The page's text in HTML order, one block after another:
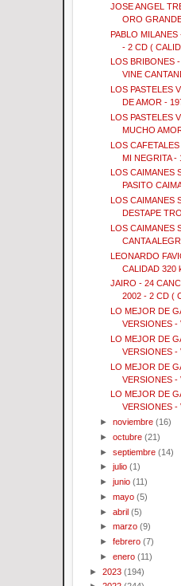
JOSE ANGEL
ORO
PABLO
- 2 CD (
LOS BRIBONES
VINE
LOS PASTELES
DE AMOR -
LOS PASTELES
MUCHO
LOS
MI NEGRITA -
LOS CAIMANES
PASITO
LOS CAIMANES
DESTAPE
LOS CAIMANES
CANTA
LEONARDO
CALIDAD 320
JAIRO - 24
2002 - 2 CD (
LO MEJOR DE
VERSIONES -
LO MEJOR DE
VERSIONES -
LO MEJOR DE
VERSIONES -
LO MEJOR DE
VERSIONES -
►noviembre (16)
►octubre (21)
►septiembre (14)
►julio (1)
►junio (11)
►mayo (5)
►abril (5)
►marzo (9)
►febrero (7)
►enero (11)
► 2023 (194)